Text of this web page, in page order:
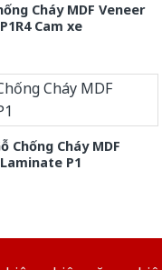
Cháy MDF Veneer
P1R4 Cam xe
Chống Cháy MDF
Laminate P1